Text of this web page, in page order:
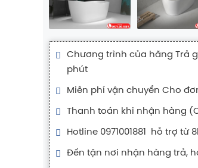
Chương trình của hãng Trả
phút
Miễn phí vận chuyển Cho
Thanh toán khi nhận hàng
Hotline 0971001881 hỗ trợ từ
Đến tận nơi nhận hàng trả,